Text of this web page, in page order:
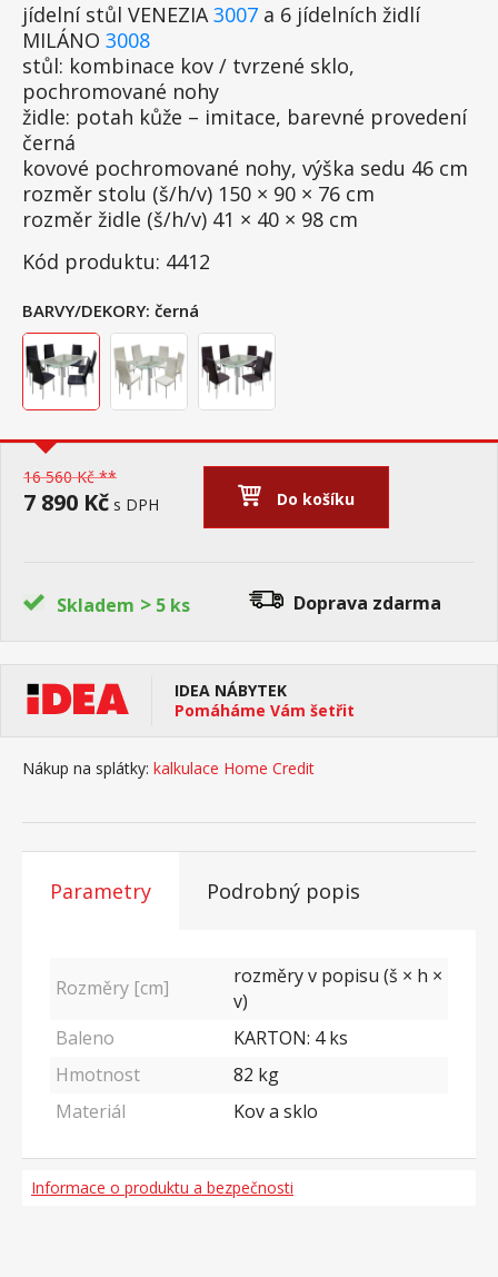
jídelní stůl VENEZIA3007 a 6 jídelních židlí
MILÁNO 3008
stůl: kombinace kov / tvrzené sklo,
pochromované nohy
židle: potah kůže – imitace, barevné provedení
černá
kovové pochromované nohy, výška sedu 46 cm
rozměr stolu (š/h/v) 150 × 90 × 76 cm
rozměr židle (š/h/v) 41 × 40 × 98 cm
Kód produktu: 4412
BARVY/DEKORY: černá
16 560 Kč **
7 890 Kč s DPH Do košíku
Skladem > 5 ks Doprava zdarma
IDEA NÁBYTEK
Pomáháme Vám šetřit
Nákup na splátky: kalkulace Home Credit
Parametry Podrobný popis
Rozměry [cm]
rozměry v popisu (š × h ×
v)
Baleno
KARTON: 4 ks
Hmotnost
82 kg
Materiál
Kov a sklo
Informace o produktu a bezpečnosti